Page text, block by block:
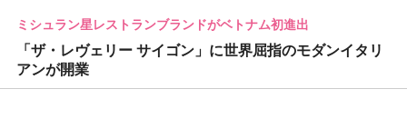
ミシュラン星レストランブランドがベトナム初進出
「ザ・レヴェリー サイゴン」に世界屈指のモダンイタリ
アンが開業